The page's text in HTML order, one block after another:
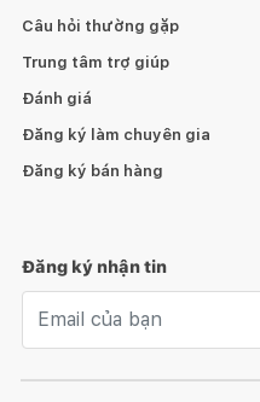
Câu hỏi thường gặp
Trung tâm trợ giúp
Đánh giá
Đăng ký làm chuyên gia
Đăng ký bán hàng
Đăng ký nhận tin